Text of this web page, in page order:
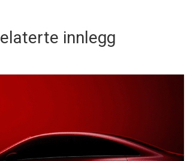
innlegg